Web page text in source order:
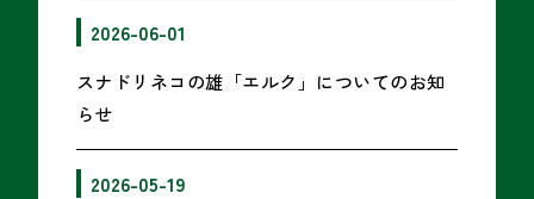
2026-06-01
スナドリネコの雄「エルク」についてのお知
らせ
2026-05-19